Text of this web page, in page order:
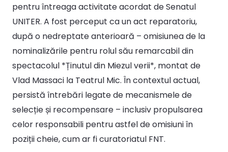
pentru întreaga activitate acordat de Senatul
UNITER. A fost perceput ca un act reparatoriu,
după o nedreptate anterioară – omisiunea de la
nominalizările pentru rolul său remarcabil din
spectacolul *Ținutul din Miezul verii*, montat de
Vlad Massaci la Teatrul Mic. În contextul actual,
persistă întrebări legate de mecanismele de
selecție și recompensare – inclusiv propulsarea
celor responsabili pentru astfel de omisiuni în
poziții cheie, cum ar fi curatoriatul FNT.